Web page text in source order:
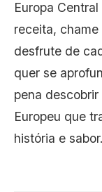
Europa
receita,
desfrute de
quer se
pena descobrir
Europeu que
história e sabor.